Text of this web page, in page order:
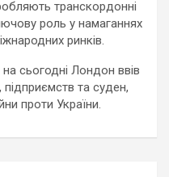
транскордонні
роль у намаганнях
ринків.
сьогодні Лондон ввів
підприємств та суден,
проти України.